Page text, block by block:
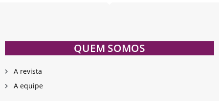
QUEM SOMOS
A revista
A equipe